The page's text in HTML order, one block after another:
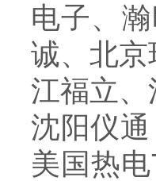
电子、
诚、北
江福立
沈阳仪
美国热